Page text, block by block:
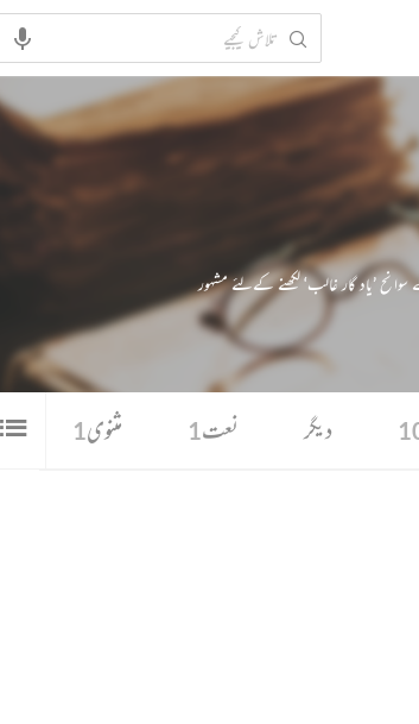
’یاد گار غالب‘ لکھنے کےلئے مشہور
دیگر نعت1 مثنوی1